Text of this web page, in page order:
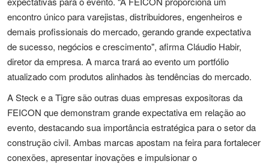
encontro único para varejistas, distribuidores, engenheiros e
demais profissionais do mercado, gerando grande expectativa
de sucesso, negócios e crescimento", afirma Cláudio Habir,
diretor da empresa. A marca trará ao evento um portfólio
atualizado com produtos alinhados às tendências do mercado.
A Steck e a Tigre são outras duas empresas expositoras da
FEICON que demonstram grande expectativa em relação ao
evento, destacando sua importância estratégica para o setor da
construção civil. Ambas marcas apostam na feira para fortalecer
conexões, apresentar inovações e impulsionar o